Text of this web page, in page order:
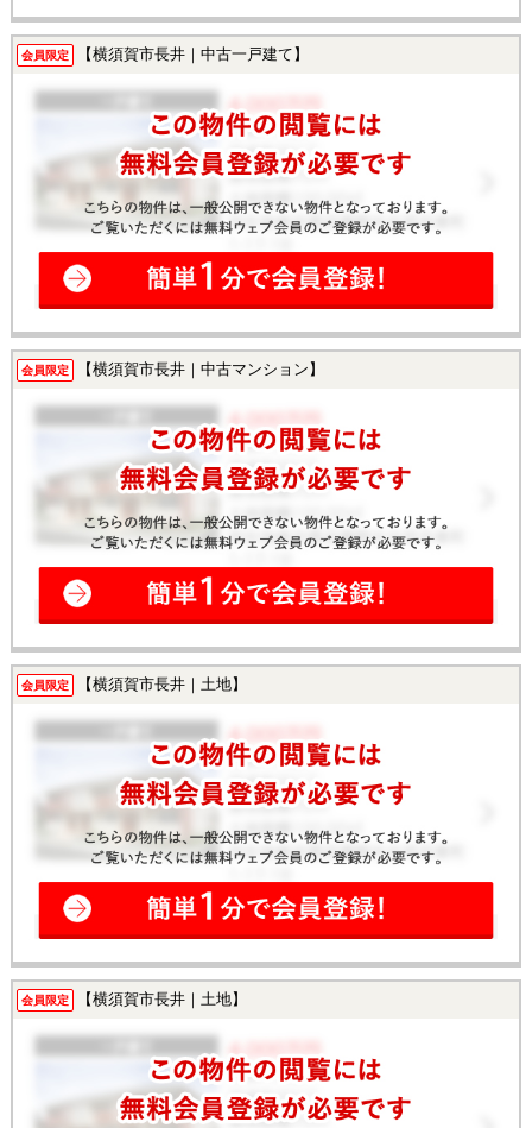
会員限定 【横須賀市長井｜中古一戸建て】
会員限定 【横須賀市長井｜中古マンション】
会員限定 【横須賀市長井｜土地】
会員限定 【横須賀市長井｜土地】